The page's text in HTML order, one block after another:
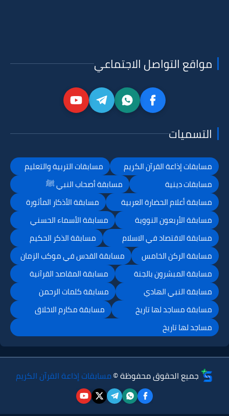
مواقع التواصل الاجتماعي
التسميات
مسابقات إذاعة القرآن الكريم
مسابقات التربية والتعليم
مسابقات دينية
مسابقة أصحاب النبي ﷺ
مسابقة أعلام الحضارة العربية
مسابقة الأذكار المأثورة
مسابقة الأربعون النووية
مسابقة الأسماء الحسني
مسابقة الاقتصاد في الاسلام
مسابقة الذكر الحكيم
مسابقة الركن الخامس
مسابقة القدس في موكب الزمان
مسابقة المبشرون بالجنة
مسابقة المقاصد القرآنية
مسابقة النبي الهادي
مسابقة كلمات الرحمن
مسابقة مساجد لها تاريخ
مسابقة مكارم الاخلاق
مساجد لها تاريخ
جميع الحقوق محفوظة ©مسابقات إذاعة القرآن الكريم